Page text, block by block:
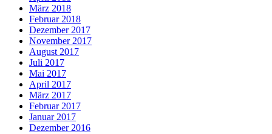
März 2018
Februar 2018
Dezember 2017
November 2017
August 2017
Juli 2017
Mai 2017
April 2017
März 2017
Februar 2017
Januar 2017
Dezember 2016